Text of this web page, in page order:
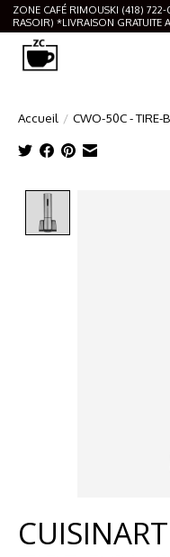
ZONE CAFÉ RIMOUSKI (418) 722-
RASOIR) *LIVRAISON GRATUITE
Accueil / CWO-50C - TIRE-